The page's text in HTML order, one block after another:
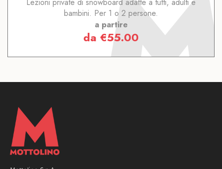
Lezioni private di snowboard adatte a tutti, adulti e
bambini. Per 1 o 2 persone.
a partire
da €55.00